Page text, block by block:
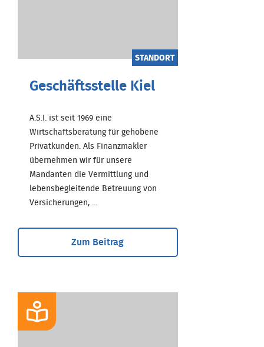
STANDORT
Geschäftsstelle Kiel
A.S.I. ist seit 1969 eine
Wirtschaftsberatung für gehobene
Privatkunden. Als Finanzmakler
übernehmen wir für unsere
Mandanten die Vermittlung und
lebensbegleitende Betreuung von
Versicherungen, ...
Zum Beitrag